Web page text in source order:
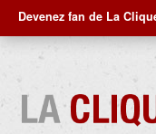
Devenez fan de La